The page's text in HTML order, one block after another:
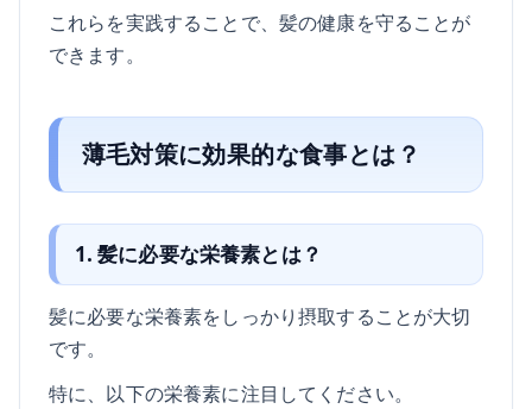
これらを実践することで、髪の健康を守ることが
できます。
薄毛対策に効果的な食事とは？
1. 髪に必要な栄養素とは？
髪に必要な栄養素をしっかり摂取することが大切
です。
特に、以下の栄養素に注目してください。